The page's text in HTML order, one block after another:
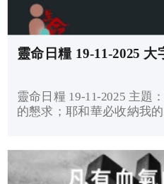
靈命日糧 19-11-2025 大
靈命日糧 19-11-2025 主題
的懇求；耶和華必收納我
在陰間有誰稱謝你...